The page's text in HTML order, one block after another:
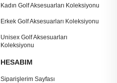
Kadın Golf Aksesuarları Koleksiyonu
Erkek Golf Aksesuarları Koleksiyonu
Unisex Golf Aksesuarları
Koleksiyonu
HESABIM
Siparişlerim Sayfası